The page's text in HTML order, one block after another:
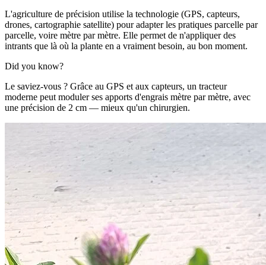
L'agriculture de précision utilise la technologie (GPS, capteurs,
drones, cartographie satellite) pour adapter les pratiques parcelle par
parcelle, voire mètre par mètre. Elle permet de n'appliquer des
intrants que là où la plante en a vraiment besoin, au bon moment.
Did you know?
Le saviez-vous ? Grâce au GPS et aux capteurs, un tracteur
moderne peut moduler ses apports d'engrais mètre par mètre, avec
une précision de 2 cm — mieux qu'un chirurgien.